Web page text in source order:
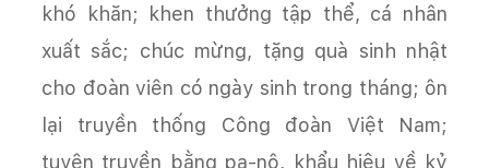
khó khăn; khen thưởng tập thể, cá nhân
xuất sắc; chúc mừng, tặng quà sinh nhật
cho đoàn viên có ngày sinh trong tháng; ôn
lại truyền thống Công đoàn Việt Nam;
tuyên truyền bằng pa-nô, khẩu hiệu về kỷ